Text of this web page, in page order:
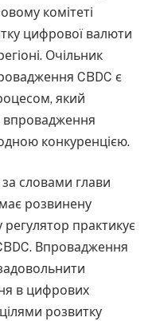
комітеті
цифрової валюти
Очільник
CBDC є
який
впровадження
конкуренцією.
словами глави
розвинену
регулятор практикує
Впровадження
в цифрових
розвитку